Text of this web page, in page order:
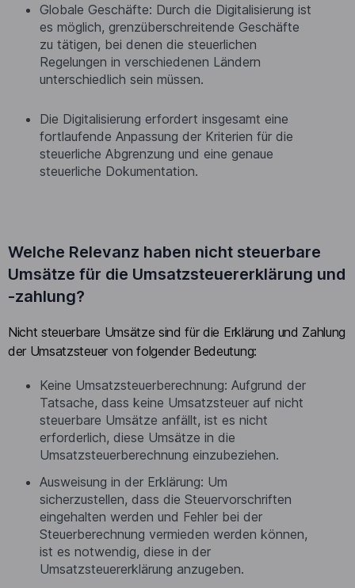
Globale Geschäfte: Durch die Digitalisierung ist
es möglich, grenzüberschreitende Geschäfte
zu tätigen, bei denen die steuerlichen
Regelungen in verschiedenen Ländern
unterschiedlich sein müssen.
Die Digitalisierung erfordert insgesamt eine
fortlaufende Anpassung der Kriterien für die
steuerliche Abgrenzung und eine genaue
steuerliche Dokumentation.
Welche Relevanz haben nicht steuerbare
Umsätze für die Umsatzsteuererklärung und
-zahlung?
Nicht steuerbare Umsätze sind für die Erklärung und Zahlung
der Umsatzsteuer von folgender Bedeutung:
Keine Umsatzsteuerberechnung: Aufgrund der
Tatsache, dass keine Umsatzsteuer auf nicht
steuerbare Umsätze anfällt, ist es nicht
erforderlich, diese Umsätze in die
Umsatzsteuerberechnung einzubeziehen.
Ausweisung in der Erklärung: Um
sicherzustellen, dass die Steuervorschriften
eingehalten werden und Fehler bei der
Steuerberechnung vermieden werden können,
ist es notwendig, diese in der
Umsatzsteuererklärung anzugeben.